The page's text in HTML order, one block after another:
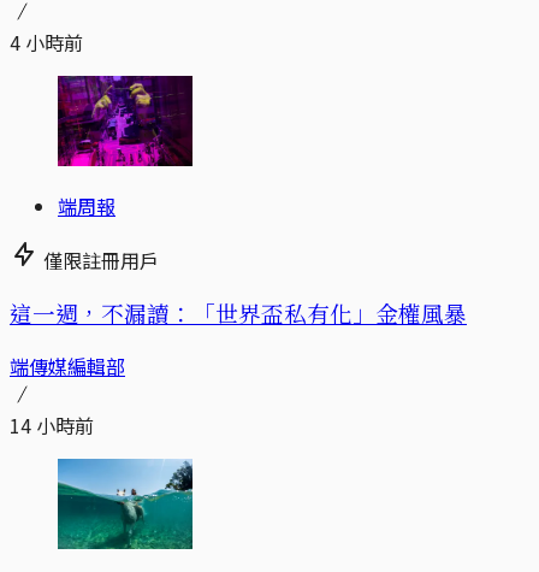
4 小時前
端周報
僅限註冊用戶
這一週，不漏讀：「世界盃私有化」金權風暴
端傳媒編輯部
14 小時前